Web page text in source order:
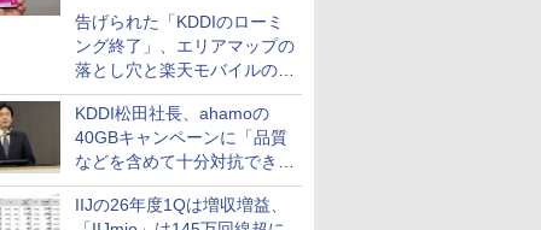
告げられた「KDDIのローミ
ング終了」、エリアマップの
落とし穴と楽天モバイルの課
題
KDDI松田社長、ahamoの
40GBキャンペーンに「品質
などを含めて十分対抗でき
る」
IIJの26年度1Qは増収増益、